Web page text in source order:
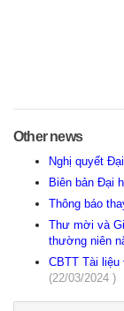
Other news
Nghị quyết
Biên bản Đại
Thông báo
Thư mời và
thường niên
CBTT Tài liệu
(22/03/2024 )